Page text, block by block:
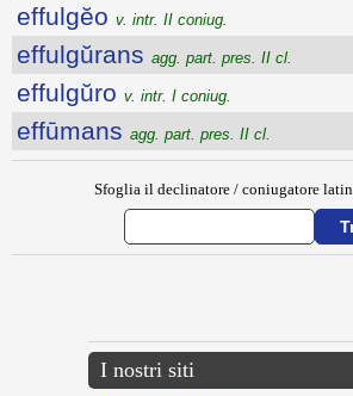
effulgĕo v. intr. II coniug.
effulgŭrans agg. part. pres. II cl.
effulgŭro v. intr. I coniug.
effūmans agg. part. pres. II cl.
Sfoglia il declinatore / coniugatore
I nostri siti